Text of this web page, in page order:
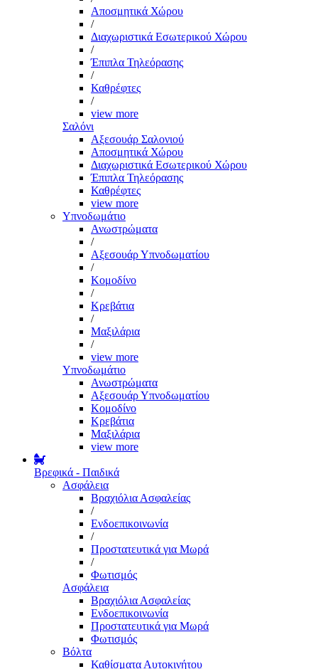
Αποσμητικά Χώρου
/
Διαχωριστικά Εσωτερικού Χώρου
/
Έπιπλα Τηλεόρασης
/
Καθρέφτες
/
view more
Σαλόνι
Αξεσουάρ Σαλονιού
Αποσμητικά Χώρου
Διαχωριστικά Εσωτερικού Χώρου
Έπιπλα Τηλεόρασης
Καθρέφτες
view more
Υπνοδωμάτιο
Ανωστρώματα
/
Αξεσουάρ Υπνοδωματίου
/
Κομοδίνο
/
Κρεβάτια
/
Μαξιλάρια
/
view more
Υπνοδωμάτιο
Ανωστρώματα
Αξεσουάρ Υπνοδωματίου
Κομοδίνο
Κρεβάτια
Μαξιλάρια
view more
Βρεφικά - Παιδικά
Ασφάλεια
Βραχιόλια Ασφαλείας
/
Ενδοεπικοινωνία
/
Προστατευτικά για Μωρά
/
Φωτισμός
Ασφάλεια
Βραχιόλια Ασφαλείας
Ενδοεπικοινωνία
Προστατευτικά για Μωρά
Φωτισμός
Βόλτα
Καθίσματα Αυτοκινήτου